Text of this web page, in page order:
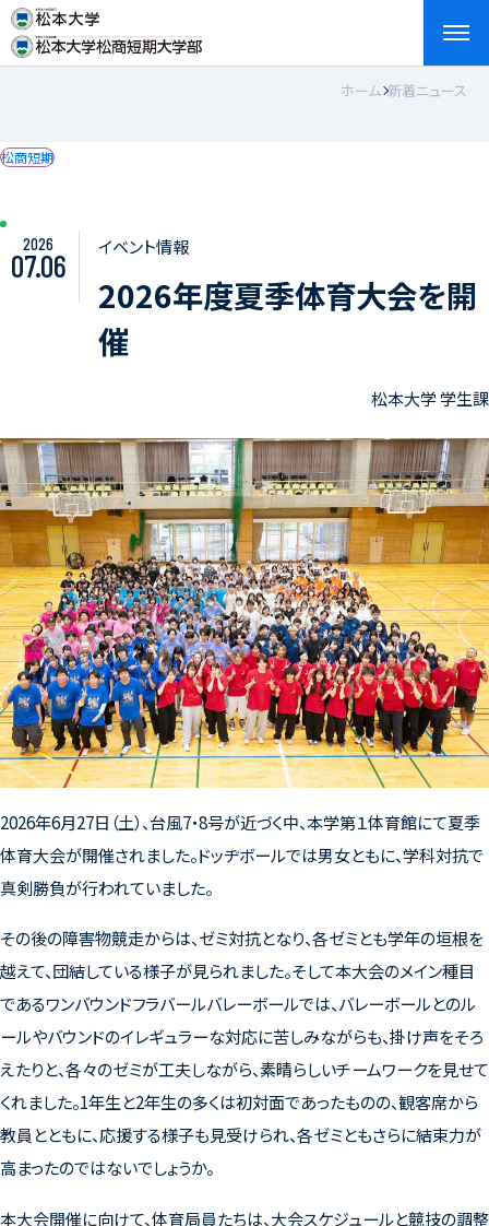
English
ホーム 新着ニュース
松商短期
2026
07.06
イベント情報
2026年度夏季体育大会を開
催
松本大学 学生課
2026年6月27日（土）、台風7・8号が近づく中、本学第１体育館にて夏季
体育大会が開催されました。ドッヂボールでは男女ともに、学科対抗で
真剣勝負が行われていました。
その後の障害物競走からは、ゼミ対抗となり、各ゼミとも学年の垣根を
越えて、団結している様子が見られました。そして本大会のメイン種目
であるワンバウンドフラバールバレーボールでは、バレーボールとのル
ールやバウンドのイレギュラーな対応に苦しみながらも、掛け声をそろ
えたりと、各々のゼミが工夫しながら、素晴らしいチームワークを見せて
くれました。1年生と2年生の多くは初対面であったものの、観客席から
教員とともに、応援する様子も見受けられ、各ゼミともさらに結束力が
高まったのではないでしょうか。
本大会開催に向けて、体育局員たちは、大会スケジュールと競技の調整